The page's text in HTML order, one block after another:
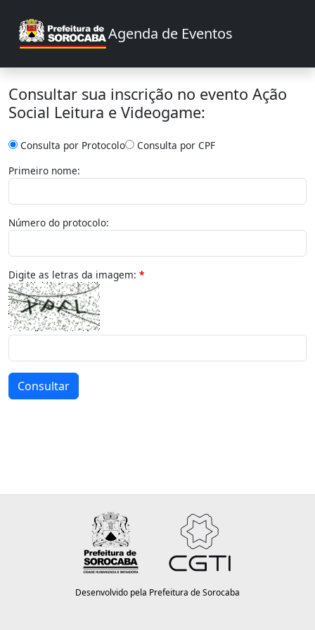
Agenda de Eventos
Consultar sua inscrição no evento Ação
Social Leitura e Videogame:
Consulta por Protocolo
Consulta por CPF
Primeiro nome:
Número do protocolo:
Digite as letras da imagem:
Consultar
Desenvolvido pela Prefeitura de Sorocaba